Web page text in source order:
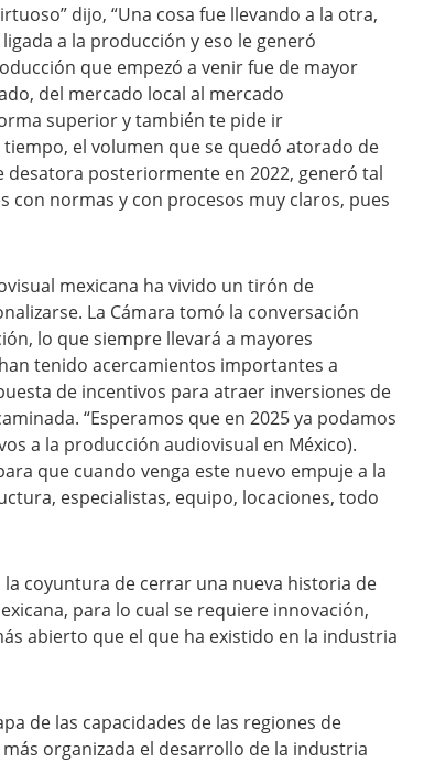
dijo, “Una cosa fue llevando a la otra,
a la producción y eso le generó
que empezó a venir fue de mayor
del mercado local al mercado
superior y también te pide ir
el volumen que se quedó atorado de
desatora posteriormente en 2022, generó tal
con normas y con procesos muy claros, pues
mexicana ha vivido un tirón de
La Cámara tomó la conversación
lo que siempre llevará a mayores
tenido acercamientos importantes a
de incentivos para atraer inversiones de
“Esperamos que en 2025 ya podamos
a la producción audiovisual en México).
que cuando venga este nuevo empuje a la
especialistas, equipo, locaciones, todo
coyuntura de cerrar una nueva historia de
para lo cual se requiere innovación,
abierto que el que ha existido en la industria
de las capacidades de las regiones de
organizada el desarrollo de la industria